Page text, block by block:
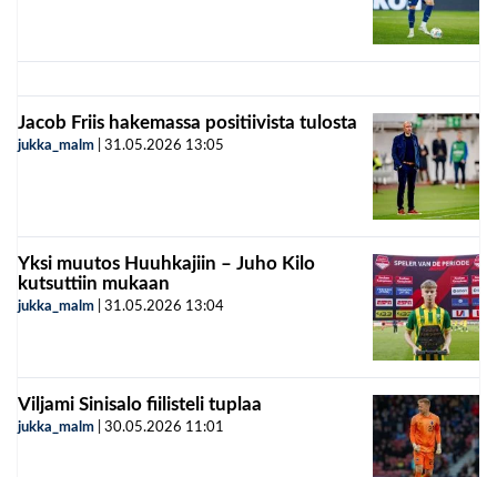
Jacob Friis hakemassa positiivista tulosta
jukka_malm 31.05.2026 13:05
Yksi muutos Huuhkajiin – Juho Kilo
kutsuttiin mukaan
jukka_malm 31.05.2026 13:04
Viljami Sinisalo fiilisteli tuplaa
jukka_malm 30.05.2026 11:01